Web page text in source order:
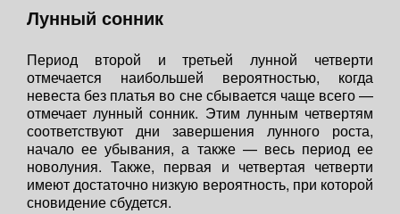
Лунный сонник
Период второй и третьей лунной четверти
отмечается наибольшей вероятностью, когда
невеста без платья во сне сбывается чаще всего —
отмечает лунный сонник. Этим лунным четвертям
соответствуют дни завершения лунного роста,
начало ее убывания, а также — весь период ее
новолуния. Также, первая и четвертая четверти
имеют достаточно низкую вероятность, при которой
сновидение сбудется.